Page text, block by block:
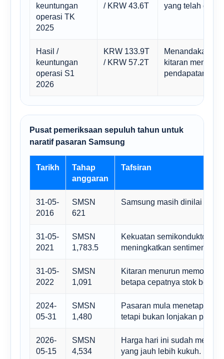
keuntungan
operasi TK
2025
/ KRW 43.6T
yang telah
Hasil /
keuntungan
operasi S1
2026
KRW 133.9T
/ KRW 57.2T
Menandakan
kitaran memori
pendapatan
Pusat pemeriksaan sepuluh tahun untuk
naratif pasaran Samsung
Tarikh
Tahap
anggaran
Tafsiran
31-05-
2016
SMSN
621
Samsung masih dinilai
31-05-
2021
SMSN
1,783.5
Kekuatan semikonduktor
meningkatkan sentimen
31-05-
2022
SMSN
1,091
Kitaran menurun memori
betapa cepatnya stok boleh
2024-
05-31
SMSN
1,480
Pasaran mula menetapkan
tetapi bukan lonjakan penuh.
2026-
05-15
SMSN
4,534
Harga hari ini sudah
yang jauh lebih kukuh.